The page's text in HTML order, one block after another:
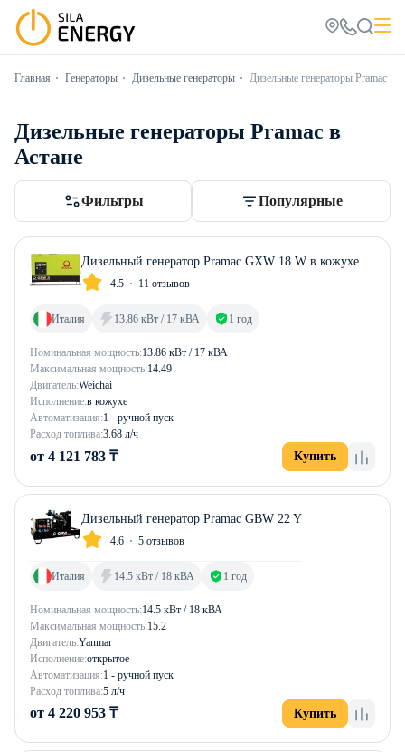
Главная Генераторы Дизельные генераторы Дизельные генераторы Pramac
Дизельные генераторы Pramac в
Астане
Фильтры Популярные
Дизельный генератор Pramac GXW 18 W в кожухе
4.5 11 отзывов
Номинальная мощность:13.86 кВт / 17 кВА
Максимальная мощность:14.49
Двигатель:Weichai
Исполнение:в кожухе
Автоматизация:1 - ручной пуск
Расход топлива:3.68 л/ч
Италия 13.86 кВт / 17 кВА 1 год
от 4 121 783 ₸ Купить
Дизельный генератор Pramac GBW 22 Y
4.6 5 отзывов
Номинальная мощность:14.5 кВт / 18 кВА
Максимальная мощность:15.2
Двигатель:Yanmar
Исполнение:открытое
Автоматизация:1 - ручной пуск
Расход топлива:5 л/ч
Италия 14.5 кВт / 18 кВА 1 год
от 4 220 953 ₸ Купить